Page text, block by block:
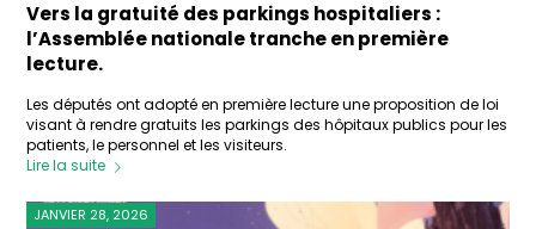
Vers la gratuité des parkings hospitaliers :
l’Assemblée nationale tranche en première
lecture.
Les députés ont adopté en première lecture une proposition de loi
visant à rendre gratuits les parkings des hôpitaux publics pour les
patients, le personnel et les visiteurs.
Lire la suite
JANVIER 28, 2026